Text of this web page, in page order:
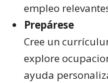
empleo
Prepárese
Cree un
explore
ayuda